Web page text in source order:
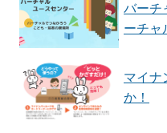
バーチ
ーチャ
マイナ
か！